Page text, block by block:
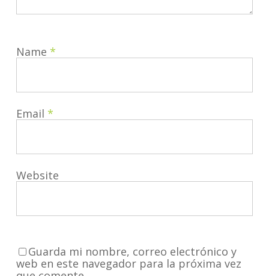
Name *
Email *
Website
Guarda mi nombre, correo electrónico y
web en este navegador para la próxima vez